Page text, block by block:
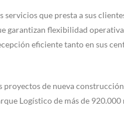
que presta a sus
garantizan flexibilidad
eficiente tanto en sus
proyectos de nueva
Logístico de más de